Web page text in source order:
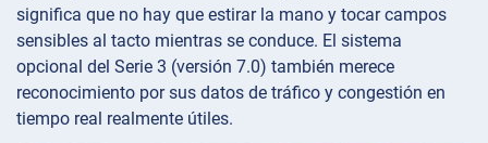
significa que no hay que estirar la mano y tocar campos
sensibles al tacto mientras se conduce. El sistema
opcional del Serie 3 (versión 7.0) también merece
reconocimiento por sus datos de tráfico y congestión en
tiempo real realmente útiles.